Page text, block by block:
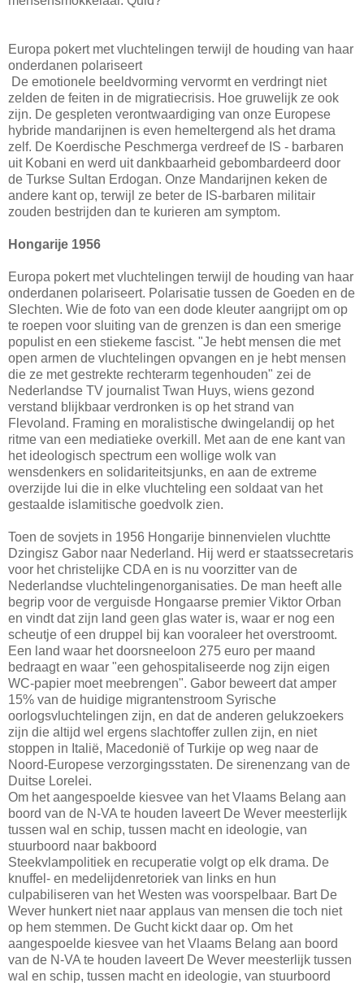
Europa pokert met vluchtelingen terwijl de houding van haar
onderdanen polariseert
De emotionele beeldvorming vervormt en verdringt niet
zelden de feiten in de migratiecrisis. Hoe gruwelijk ze ook
zijn. De gespleten verontwaardiging van onze Europese
hybride mandarijnen is even hemeltergend als het drama
zelf. De Koerdische Peschmerga verdreef de IS - barbaren
uit Kobani en werd uit dankbaarheid gebombardeerd door
de Turkse Sultan Erdogan. Onze Mandarijnen keken de
andere kant op, terwijl ze beter de IS-barbaren militair
zouden bestrijden dan te kurieren am symptom.
Hongarije 1956
Europa pokert met vluchtelingen terwijl de houding van haar
onderdanen polariseert. Polarisatie tussen de Goeden en de
Slechten. Wie de foto van een dode kleuter aangrijpt om op
te roepen voor sluiting van de grenzen is dan een smerige
populist en een stiekeme fascist. "Je hebt mensen die met
open armen de vluchtelingen opvangen en je hebt mensen
die ze met gestrekte rechterarm tegenhouden" zei de
Nederlandse TV journalist Twan Huys, wiens gezond
verstand blijkbaar verdronken is op het strand van
Flevoland. Framing en moralistische dwingelandij op het
ritme van een mediatieke overkill. Met aan de ene kant van
het ideologisch spectrum een wollige wolk van
wensdenkers en solidariteitsjunks, en aan de extreme
overzijde lui die in elke vluchteling een soldaat van het
gestaalde islamitische goedvolk zien.
Toen de sovjets in 1956 Hongarije binnenvielen vluchtte
Dzingisz Gabor naar Nederland. Hij werd er staatssecretaris
voor het christelijke CDA en is nu voorzitter van de
Nederlandse vluchtelingenorganisaties. De man heeft alle
begrip voor de verguisde Hongaarse premier Viktor Orban
en vindt dat zijn land geen glas water is, waar er nog een
scheutje of een druppel bij kan vooraleer het overstroomt.
Een land waar het doorsneeloon 275 euro per maand
bedraagt en waar "een gehospitaliseerde nog zijn eigen
WC-papier moet meebrengen". Gabor beweert dat amper
15% van de huidige migrantenstroom Syrische
oorlogsvluchtelingen zijn, en dat de anderen gelukzoekers
zijn die altijd wel ergens slachtoffer zullen zijn, en niet
stoppen in Italië, Macedonië of Turkije op weg naar de
Noord-Europese verzorgingsstaten. De sirenenzang van de
Duitse Lorelei.
Om het aangespoelde kiesvee van het Vlaams Belang aan
boord van de N-VA te houden laveert De Wever meesterlijk
tussen wal en schip, tussen macht en ideologie, van
stuurboord naar bakboord
Steekvlampolitiek en recuperatie volgt op elk drama. De
knuffel- en medelijdenretoriek van links en hun
culpabiliseren van het Westen was voorspelbaar. Bart De
Wever hunkert niet naar applaus van mensen die toch niet
op hem stemmen. De Gucht kickt daar op. Om het
aangespoelde kiesvee van het Vlaams Belang aan boord
van de N-VA te houden laveert De Wever meesterlijk tussen
wal en schip, tussen macht en ideologie, van stuurboord